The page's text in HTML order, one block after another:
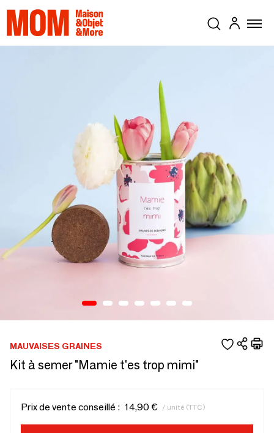
MAUVAISES GRAINES
Kit à semer "Mamie t'es trop mimi"
Prix de vente conseillé : 14,90 € / unité (TTC)